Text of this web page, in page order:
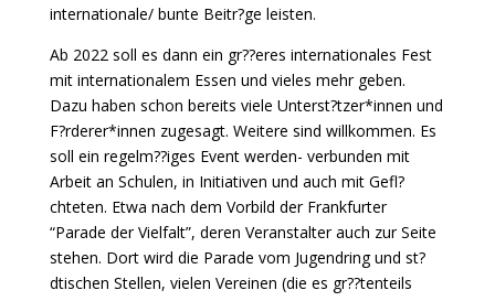
internationale/ bunte Beitr?ge leisten.
Ab 2022 soll es dann ein gr??eres internationales Fest
mit internationalem Essen und vieles mehr geben.
Dazu haben schon bereits viele Unterst?tzer*innen und
F?rderer*innen zugesagt. Weitere sind willkommen. Es
soll ein regelm??iges Event werden- verbunden mit
Arbeit an Schulen, in Initiativen und auch mit Gefl?
chteten. Etwa nach dem Vorbild der Frankfurter
“Parade der Vielfalt”, deren Veranstalter auch zur Seite
stehen. Dort wird die Parade vom Jugendring und st?
dtischen Stellen, vielen Vereinen (die es gr??tenteils